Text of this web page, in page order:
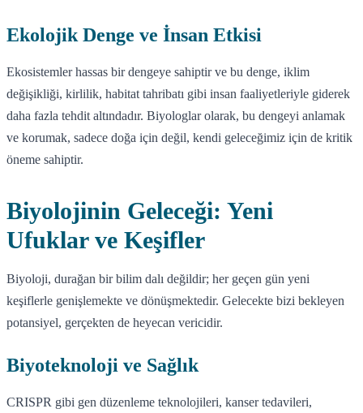
Ekolojik Denge ve İnsan Etkisi
Ekosistemler hassas bir dengeye sahiptir ve bu denge, iklim
değişikliği, kirlilik, habitat tahribatı gibi insan faaliyetleriyle giderek
daha fazla tehdit altındadır. Biyologlar olarak, bu dengeyi anlamak
ve korumak, sadece doğa için değil, kendi geleceğimiz için de kritik
öneme sahiptir.
Biyolojinin Geleceği: Yeni
Ufuklar ve Keşifler
Biyoloji, durağan bir bilim dalı değildir; her geçen gün yeni
keşiflerle genişlemekte ve dönüşmektedir. Gelecekte bizi bekleyen
potansiyel, gerçekten de heyecan vericidir.
Biyoteknoloji ve Sağlık
CRISPR gibi gen düzenleme teknolojileri, kanser tedavileri,